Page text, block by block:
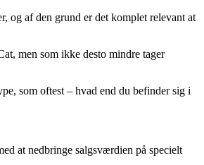
og af den grund er det komplet relevant at
men som ikke desto mindre tager
som oftest – hvad end du befinder sig i
at nedbringe salgsværdien på specielt